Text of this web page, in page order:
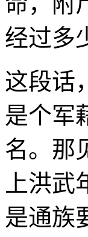
经过多
这段话
是个军
名。那
上洪
是通族